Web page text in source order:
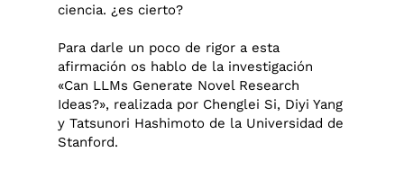
ciencia. ¿es cierto?
Para darle un poco de rigor a esta
afirmación os hablo de la investigación
«Can LLMs Generate Novel Research
Ideas?», realizada por Chenglei Si, Diyi Yang
y Tatsunori Hashimoto de la Universidad de
Stanford.